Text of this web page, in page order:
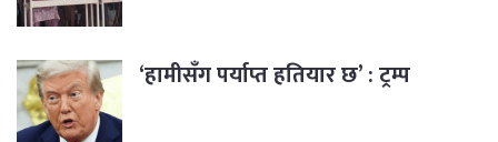
‘हामीसँग पर्याप्त हतियार छ’ : ट्रम्प